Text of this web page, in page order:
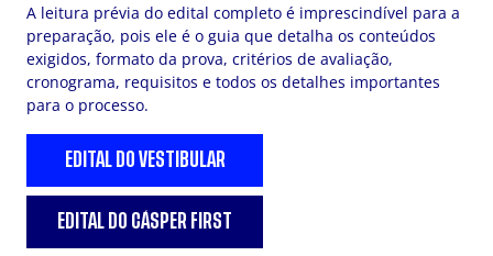
A leitura prévia do edital completo é imprescindível para a
preparação, pois ele é o guia que detalha os conteúdos
exigidos, formato da prova, critérios de avaliação,
cronograma, requisitos e todos os detalhes importantes
para o processo.
EDITAL DO VESTIBULAR
EDITAL DO CÁSPER FIRST